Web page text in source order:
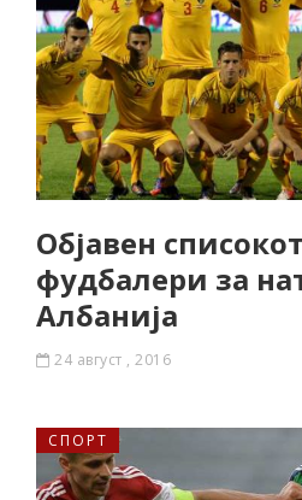
Објавен
фудбалери за
Албанија
24 август , 2016
СПОРТ